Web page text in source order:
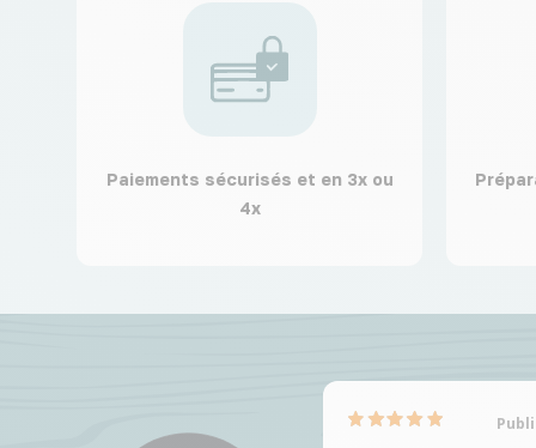
Paiements sécurisés et en 3x ou
4x